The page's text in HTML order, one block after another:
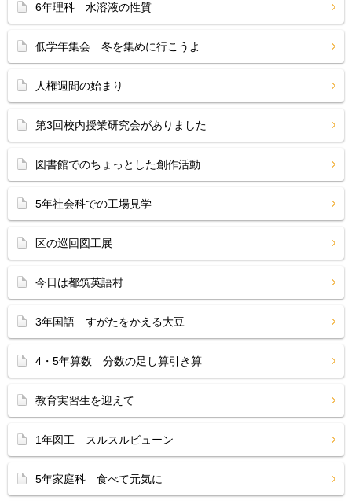
6年理科 水溶液の性質
低学年集会 冬を集めに行こうよ
人権週間の始まり
第3回校内授業研究会がありました
図書館でのちょっとした創作活動
5年社会科での工場見学
区の巡回図工展
今日は都筑英語村
3年国語 すがたをかえる大豆
4・5年算数 分数の足し算引き算
教育実習生を迎えて
1年図工 スルスルビューン
5年家庭科 食べて元気に